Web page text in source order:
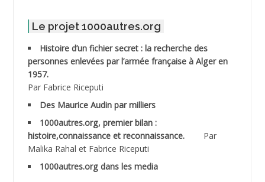
ABDELMOUMENE Ahmed
ABDESMED Mohamed ben Kaddour
ABDESSELAMI Kouider
ABDESSLEM Ahmed dit le Coiffeur
ABDOUDOU
Le projet 1000autres.org
Histoire d’un fichier secret : la recherche des
personnes enlevées par l’armée française à Alger en
1957.
Par Fabrice Riceputi
Des Maurice Audin par milliers
1000autres.org, premier bilan :
histoire,connaissance et reconnaissance.
Par
Malika Rahal et Fabrice Riceputi
1000autres.org dans les media